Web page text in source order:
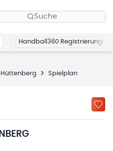
Suche
Handball360 Registrierung
Hüttenberg Spielplan